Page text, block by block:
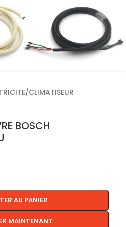
/CLIMATISEUR
BOSCH
AU PANIER
MAINTENANT